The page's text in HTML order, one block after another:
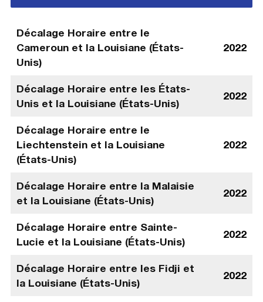
Décalage Horaire entre le
Cameroun et la Louisiane (États-
Unis)
2022
Décalage Horaire entre les États-
Unis et la Louisiane (États-Unis)
2022
Décalage Horaire entre le
Liechtenstein et la Louisiane
(États-Unis)
2022
Décalage Horaire entre la Malaisie
et la Louisiane (États-Unis)
2022
Décalage Horaire entre Sainte-
Lucie et la Louisiane (États-Unis)
2022
Décalage Horaire entre les Fidji et
la Louisiane (États-Unis)
2022